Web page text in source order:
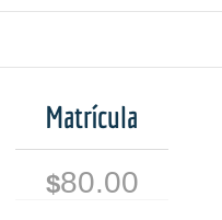
Matrícula
$80.00